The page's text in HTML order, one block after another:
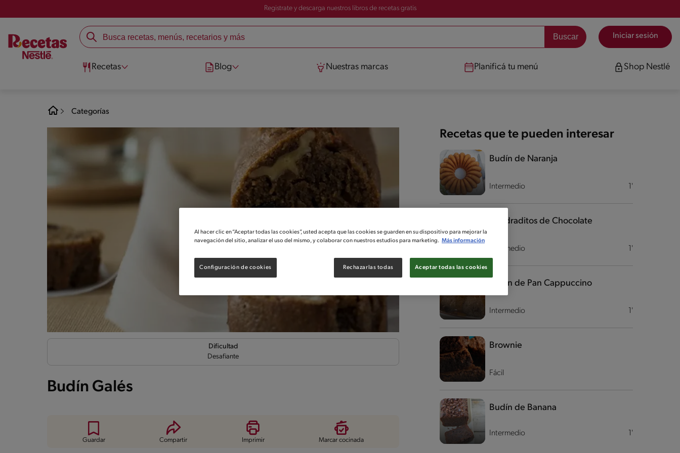
Registrate y descarga nuestros libros de recetas gratis
Iniciar sesión
Recetas Blog Nuestras marcas Planificá tu menú Shop Nestlé
Categorías
Dificultad
Desafiante
Budín Galés
Guardar Compartir Imprimir Marcar cocinada
Recetas que te pueden interesar
Intermedio 1'
Budín de Naranja
Intermedio 1'
Cuadraditos de Chocolate
Intermedio 1'
Budín de Pan Cappuccino
Fácil
Brownie
Intermedio 1'
Budín de Banana
Al hacer clic en “Aceptar todas las cookies”, usted acepta que las cookies se guarden en su dispositivo para mejorar la
navegación del sitio, analizar el uso del mismo, y colaborar con nuestros estudios para marketing. Más información
Rechazarlas todas Aceptar todas las cookies
Configuración de cookies